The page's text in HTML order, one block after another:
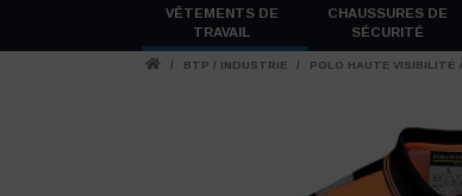
VÊTEMENTS DE
TRAVAIL
CHAUSSURES DE
SÉCURITÉ
/ BTP / INDUSTRIE / POLO HAUTE VISIBILITÉ